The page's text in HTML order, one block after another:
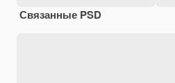
Связанные PSD